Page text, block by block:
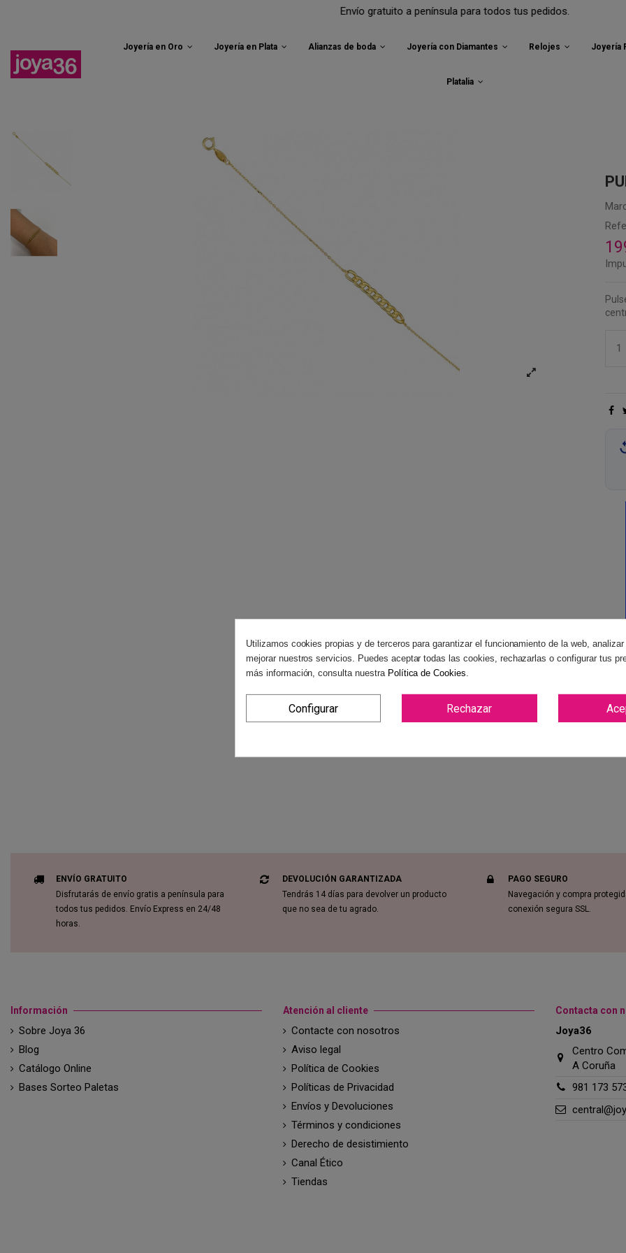
Envío gratuito a península para todos tus pedidos.
Joyería en Oro Joyería en Plata Alianzas de boda Joyería con Diamantes Relojes Joyería
Platalia
ENVÍO GRATUITO
Disfrutarás de envío gratis a península para
todos tus pedidos. Envío Express en 24/48
horas.
DEVOLUCIÓN GARANTIZADA
Tendrás 14 días para devolver un producto
que no sea de tu agrado.
PAGO SEGURO
Navegación y compra
conexión segura SSL.
Información
Sobre Joya 36
Blog
Catálogo Online
Bases Sorteo Paletas
Atención al cliente
Contacte con nosotros
Aviso legal
Política de Cookies
Políticas de Privacidad
Envíos y Devoluciones
Términos y condiciones
Derecho de desistimiento
Canal Ético
Tiendas
Contacta con
Joya36
Centro
A Coruña
981 173
Utilizamos cookies propias y de terceros para garantizar el funcionamiento de la web,
mejorar nuestros servicios. Puedes aceptar todas las cookies, rechazarlas o configurar tus
más información, consulta nuestra Política de Cookies
Configurar Rechazar